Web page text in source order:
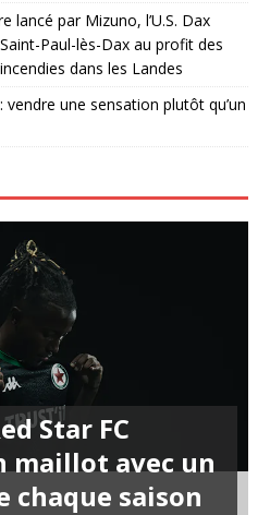
lancé par Mizuno, l’U.S. Dax
Paul-lès-Dax au profit des
dans les Landes
vendre une sensation plutôt qu’un
Star FC
maillot avec un
chaque saison